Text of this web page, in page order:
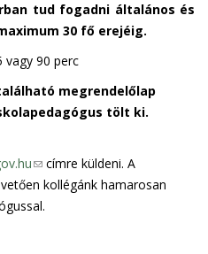
tud fogadni általános és
30 fő erejéig.
vagy 90 perc
megrendelőlap
tölt ki.
(
l
i
címre küldeni. A
kollégánk hamarosan